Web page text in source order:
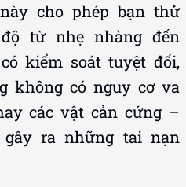
cho phép bạn thử
từ nhẹ nhàng đến
kiểm soát tuyệt đối,
không có nguy cơ va
các vật cản cứng –
ra những tai nạn